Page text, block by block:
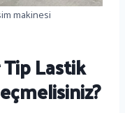
makinesi
Lastik